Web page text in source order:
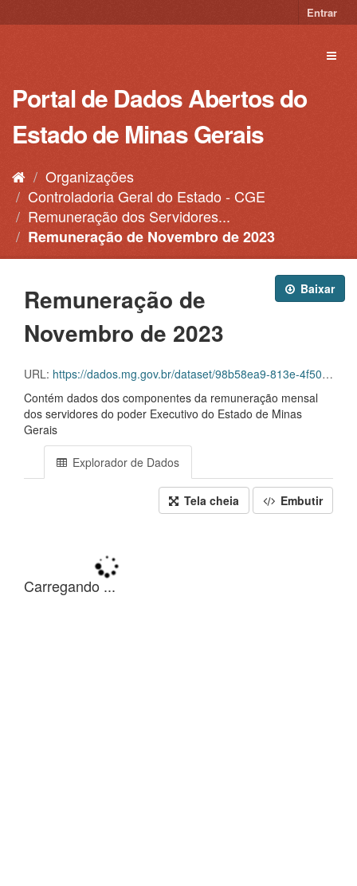
para
Entrar
Portal de Dados Abertos do
Estado de Minas Gerais
Organizações
Controladoria Geral do Estado - CGE
Remuneração dos Servidores...
Remuneração de Novembro de 2023
Baixar
Remuneração de
Novembro de 2023
URL: https://dados.mg.gov.br/dataset/98b58ea9-813e-4f50-8555-4ec0e15bbe91/resource/126c7206-d8ea-4be6-a337-cbf673ab9c5e/download/servidores-2023-11.csv.gz
Contém dados dos componentes da remuneração mensal
dos servidores do poder Executivo do Estado de Minas
Gerais
Explorador de Dados
Tela cheia Embutir